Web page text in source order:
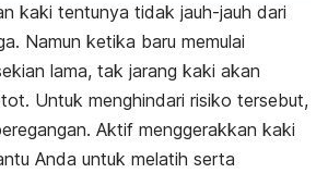
kaki tentunya tidak jauh-jauh dari
Namun ketika baru memulai
lama, tak jarang kaki akan
Untuk menghindari risiko tersebut,
Aktif menggerakkan kaki
Anda untuk melatih serta